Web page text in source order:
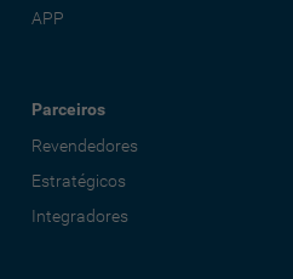
APP
Parceiros
Revendedores
Estratégicos
Integradores